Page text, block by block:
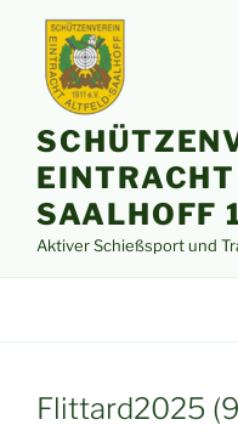
springen
SAALHOFF
Aktiver Schießsport und
Flittard2025